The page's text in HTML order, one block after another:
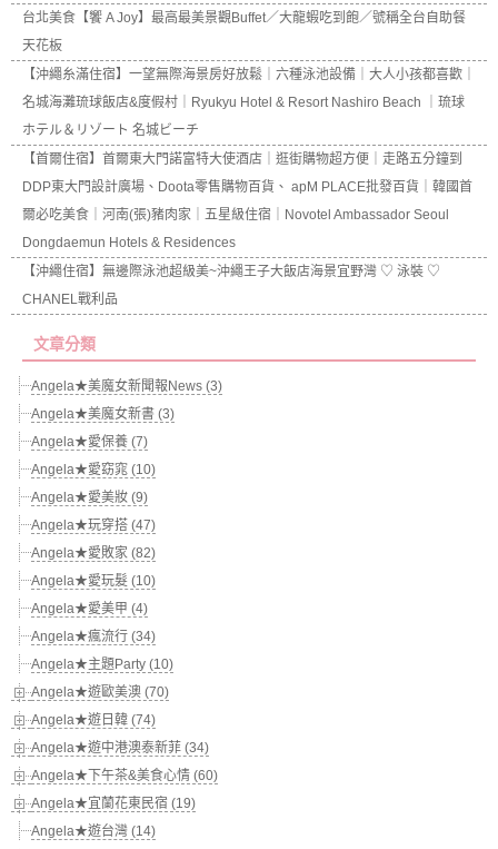
台北美食【饗 A Joy】最高最美景觀Buffet／大龍蝦吃到飽／號稱全台自助餐
天花板
【沖繩糸滿住宿】一望無際海景房好放鬆｜六種泳池設備｜大人小孩都喜歡｜
名城海灘琉球飯店&度假村｜Ryukyu Hotel & Resort Nashiro Beach ｜琉球
ホテル＆リゾート 名城ビーチ
【首爾住宿】首爾東大門諾富特大使酒店｜逛街購物超方便｜走路五分鐘到
DDP東大門設計廣場、Doota零售購物百貨、 apM PLACE批發百貨｜韓國首
爾必吃美食｜河南(張)豬肉家｜五星級住宿｜Novotel Ambassador Seoul
Dongdaemun Hotels & Residences
【沖繩住宿】無邊際泳池超級美~沖繩王子大飯店海景宜野灣 ♡ 泳裝 ♡
CHANEL戰利品
文章分類
Angela★美魔女新聞報News (3)
Angela★美魔女新書 (3)
Angela★愛保養 (7)
Angela★愛窈窕 (10)
Angela★愛美妝 (9)
Angela★玩穿搭 (47)
Angela★愛敗家 (82)
Angela★愛玩髮 (10)
Angela★愛美甲 (4)
Angela★瘋流行 (34)
Angela★主題Party (10)
Angela★遊歐美澳 (70)
Angela★遊日韓 (74)
Angela★遊中港澳泰新菲 (34)
Angela★下午茶&美食心情 (60)
Angela★宜蘭花東民宿 (19)
Angela★遊台灣 (14)